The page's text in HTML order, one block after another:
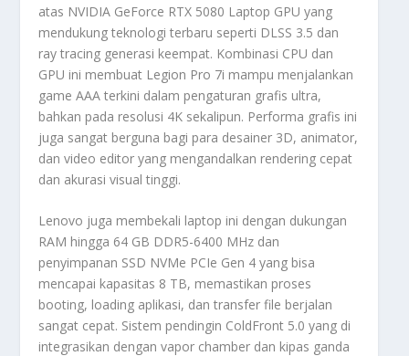
atas NVIDIA GeForce RTX 5080 Laptop GPU yang
mendukung teknologi terbaru seperti DLSS 3.5 dan
ray tracing generasi keempat. Kombinasi CPU dan
GPU ini membuat Legion Pro 7i mampu menjalankan
game AAA terkini dalam pengaturan grafis ultra,
bahkan pada resolusi 4K sekalipun. Performa grafis ini
juga sangat berguna bagi para desainer 3D, animator,
dan video editor yang mengandalkan rendering cepat
dan akurasi visual tinggi.
Lenovo juga membekali laptop ini dengan dukungan
RAM hingga 64 GB DDR5-6400 MHz dan
penyimpanan SSD NVMe PCIe Gen 4 yang bisa
mencapai kapasitas 8 TB, memastikan proses
booting, loading aplikasi, dan transfer file berjalan
sangat cepat. Sistem pendingin ColdFront 5.0 yang di
integrasikan dengan vapor chamber dan kipas ganda